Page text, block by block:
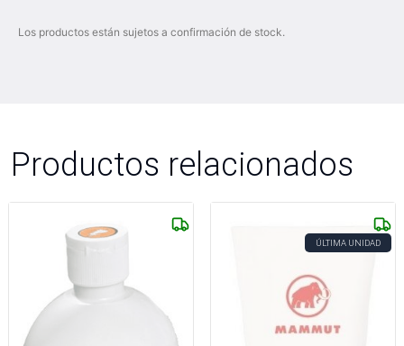
Los productos están sujetos a confirmación de stock.
Productos relacionados
ÚLTIMA UNIDAD